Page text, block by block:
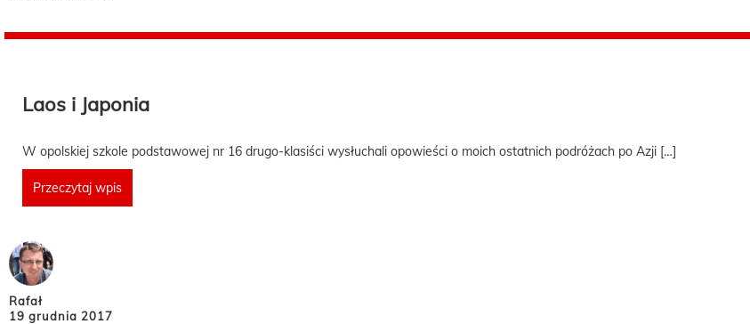
Laos i Japonia
W opolskiej szkole podstawowej nr 16 drugo-klasiści wysłuchali opowieści o moich ostatnich podróżach po Azji […]
Przeczytaj wpis
Rafał
19 grudnia 2017